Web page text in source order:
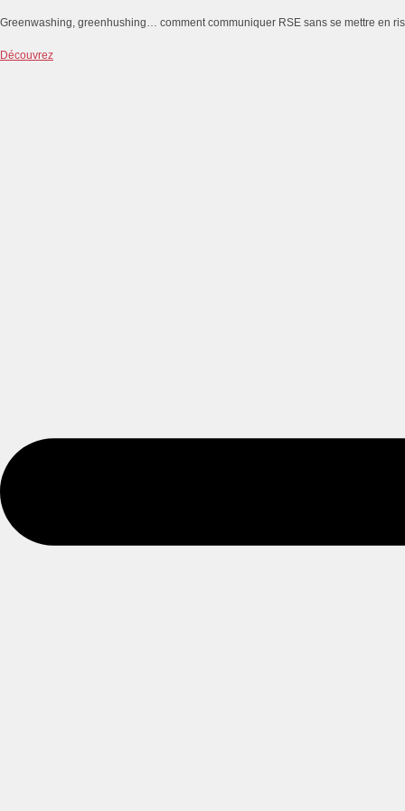
Greenwashing, greenhushing… comment communiquer RSE sans se mettre en
Découvrez